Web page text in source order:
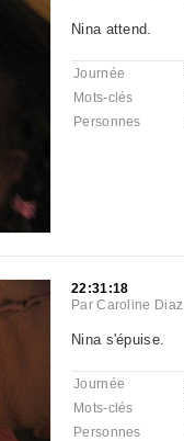
Nina attend.
Journée
Mots-clés
Personnes
22:31:18
ParCaroline Diaz
Nina s'épuise.
Journée
Mots-clés
Personnes